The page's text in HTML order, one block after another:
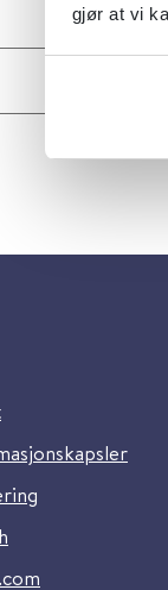
gjør at vi